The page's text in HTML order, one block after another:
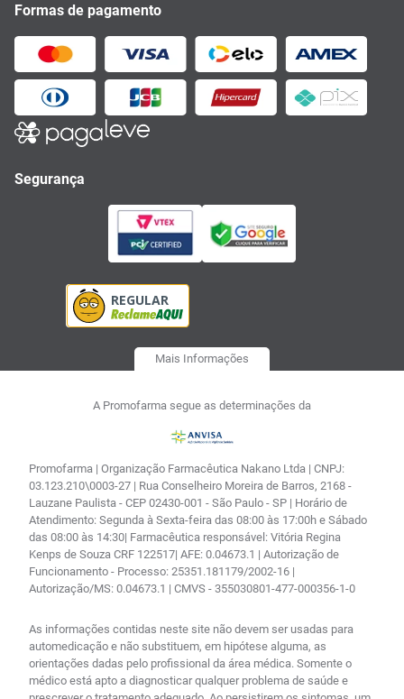
Formas de pagamento
Segurança
Mais Informações
A Promofarma segue as determinações da
Promofarma | Organização Farmacêutica Nakano Ltda | CNPJ:
03.123.210\0003-27 | Rua Conselheiro Moreira de Barros, 2168 -
Lauzane Paulista - CEP 02430-001 - São Paulo - SP | Horário de
Atendimento: Segunda à Sexta-feira das 08:00 às 17:00h e Sábado
das 08:00 às 14:30| Farmacêutica responsável: Vitória Regina
Kenps de Souza CRF 122517| AFE: 0.04673.1 | Autorização de
Funcionamento - Processo: 25351.181179/2002-16 |
Autorização/MS: 0.04673.1 | CMVS - 355030801-477-000356-1-0
As informações contidas neste site não devem ser usadas para
automedicação e não substituem, em hipótese alguma, as
orientações dadas pelo profissional da área médica. Somente o
médico está apto a diagnosticar qualquer problema de saúde e